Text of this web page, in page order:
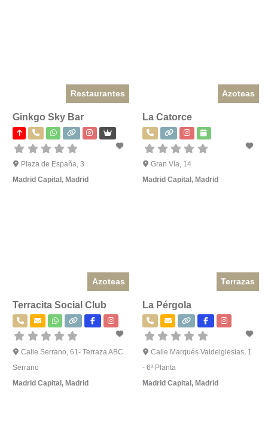
Restaurantes
Ginkgo Sky Bar
Plaza de España, 3
Madrid Capital , Madrid
Azoteas
La Catorce
Gran Vía, 14
Madrid Capital , Madrid
Azoteas
Terracita Social Club
Calle Serrano, 61- Terraza ABC
Serrano
Madrid Capital, Madrid
Terrazas
La Pérgola
Calle Marqués Valdeiglesias, 1
- 6ª Planta
Madrid Capital,Madrid